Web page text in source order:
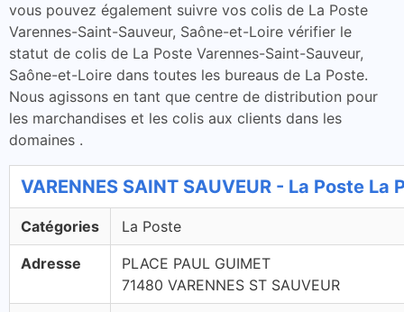
vous pouvez également suivre vos colis de La Poste
Varennes-Saint-Sauveur, Saône-et-Loire vérifier le
statut de colis de La Poste Varennes-Saint-Sauveur,
Saône-et-Loire dans toutes les bureaus de La Poste.
Nous agissons en tant que centre de distribution pour
les marchandises et les colis aux clients dans les
domaines .
VARENNES SAINT SAUVEUR - La Poste La
Catégories La Poste
Adresse
PLACE PAUL GUIMET
71480 VARENNES ST SAUVEUR